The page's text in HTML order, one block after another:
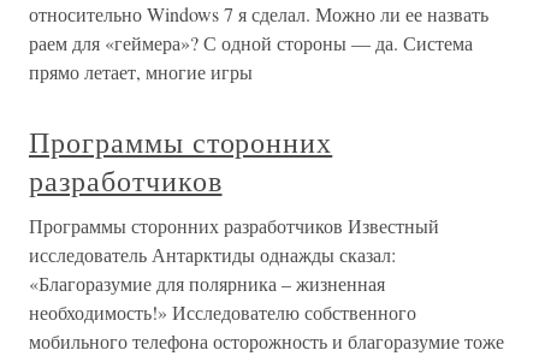
относительно Windows 7 я сделал. Можно ли ее назвать
раем для «геймера»? С одной стороны — да. Система
прямо летает, многие игры
Программы сторонних
разработчиков
Программы сторонних разработчиков Известный
исследователь Антарктиды однажды сказал:
«Благоразумие для полярника – жизненная
необходимость!» Исследователю собственного
мобильного телефона осторожность и благоразумие тоже